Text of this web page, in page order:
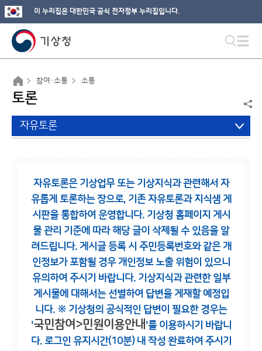
이 누리집은 대한민국 공식 전자정부 누리집입니다.
참여·소통 소통
토론
자유토론
자유토론은 기상업무 또는 기상지식과 관련해서 자
유롭게 토론하는 장으로, 기존 자유토론과 지식샘 게
시판을 통합하여 운영합니다. 기상청 홈페이지 게시
물 관리 기준에 따라 해당 글이 삭제될 수 있음을 알
려드립니다. 게시글 등록 시 주민등록번호와 같은 개
인정보가 포함될 경우 개인정보 노출 위험이 있으니
유의하여 주시기 바랍니다. 기상지식과 관련한 일부
게시물에 대해서는 선별하여 답변을 게재할 예정입
니다. ※ 기상청의 공식적인 답변이 필요한 경우는
'국민참여>민원이용안내 '를 이용하시기 바랍니
다. 로그인 유지시간(10분) 내 작성 완료하여 주시기